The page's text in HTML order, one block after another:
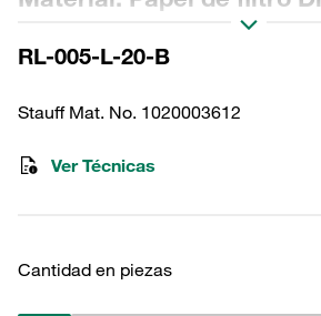
exterior (mm): 41,5
(mm): 22,6 Longitud (mm):
RL-005-L-20-B
Stauff Mat. No. 1020003612
Ver Técnicas
Cantidad en piezas